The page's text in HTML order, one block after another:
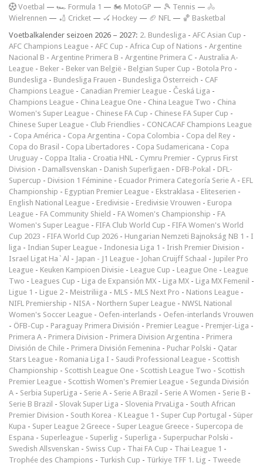
Voetbal — 🏎️ Formula 1 — 🏍 MotoGP — 🎾 Tennis — 🚴
Wielrennen — 🏏 Cricket — 🏑 Hockey — 🏈 NFL — 🏀 Basketbal
Voetbalkalender seizoen 2026 – 2027: 2. Bundesliga - AFC Asian Cup -
AFC Champions League - AFC Cup - Africa Cup of Nations - Argentine
Nacional B - Argentine Primera B - Argentine Primera C - Australia A-
League - Beker - Beker van België - Belgian Super Cup - Botola Pro -
Bundesliga - Bundesliga Frauen - Bundesliga Österreich - CAF
Champions League - Canadian Premier League - Česká Liga -
Champions League - China League One - China League Two - China
Women's Super League - Chinese FA Cup - Chinese FA Super Cup -
Chinese Super League - Club Friendlies - CONCACAF Champions League
- Copa América - Copa Argentina - Copa Colombia - Copa del Rey -
Copa do Brasil - Copa Libertadores - Copa Sudamericana - Copa
Uruguay - Coppa Italia - Croatia HNL - Cymru Premier - Cyprus First
Division - Damallsvenskan - Danish Superligaen - DFB-Pokal - DFL-
Supercup - Division 1 Féminine - Ecuador Primera Categoría Serie A - EFL
Championship - Egyptian Premier League - Ekstraklasa - Eliteserien -
English National League - Eredivisie - Eredivisie Vrouwen - Europa
League - FA Community Shield - FA Women's Championship - FA
Women's Super League - FIFA Club World Cup - FIFA Women's World
Cup 2023 - FIFA World Cup 2026 - Hungarian Nemzeti Bajnokság NB 1 - I
liga - Indian Super League - Indonesia Liga 1 - Irish Premier Division -
Israel Ligat Ha`Al - Japan - J1 League - Johan Cruijff Schaal - Jupiler Pro
League - Keuken Kampioen Divisie - League Cup - League One - League
Two - Leagues Cup - Liga de Expansión MX - Liga MX - Liga MX Femenil -
Ligue 1 - Ligue 2 - Meistriliiga - MLS - MLS Next Pro - Nations League -
NIFL Premiership - NISA - Northern Super League - NWSL National
Women's Soccer League - Oefen-interlands - Oefen-interlands Vrouwen
- ÖFB-Cup - Paraguay Primera División - Premier League - Premjer-Liga -
Primera A - Primera Division - Primera Division Argentina - Primera
División de Chile - Primera División Femenina - Puchar Polski - Qatar
Stars League - Romania Liga I - Saudi Professional League - Scottish
Championship - Scottish League One - Scottish League Two - Scottish
Premier League - Scottish Women's Premier League - Segunda División
A - Serbia SuperLiga - Serie A - Serie A Brazil - Serie A Women - Serie B -
Serie B Brazil - Slovak Super Liga - Slovenia PrvaLiga - South African
Premier Division - South Korea - K League 1 - Super Cup Portugal - Süper
Kupa - Super League 2 Greece - Super League Greece - Supercopa de
Espana - Superleague - Superlig - Superliga - Superpuchar Polski -
Swedish Allsvenskan - Swiss Cup - Thai FA Cup - Thai League 1 -
Trophée des Champions - Turkish Cup - Türkiye TFF 1. Lig - Tweede